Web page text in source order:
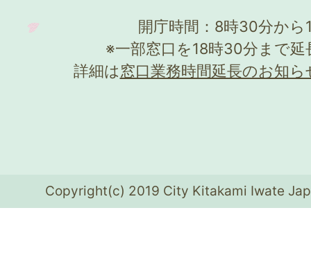
開庁時間：8時30分か
※一部窓口を18時30分まで
詳細は窓口業務時間延長のお知ら
Copyright(c) 2019 City Kitakami Iwate